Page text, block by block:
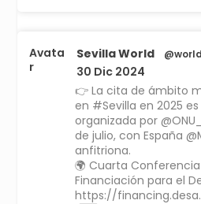
Avata
r
Sevilla World
30 Dic 2024
👉 La cita de ámbito
en #Sevilla en 2025
organizada por
de julio, con España
anfitriona.
🌍 Cuarta
Financiación para el
https://